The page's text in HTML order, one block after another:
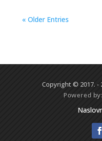
« Older Entries
Copyright © 2017. -
Powered by: